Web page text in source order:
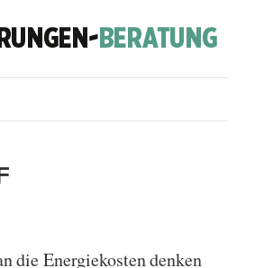
die Energiekosten denken